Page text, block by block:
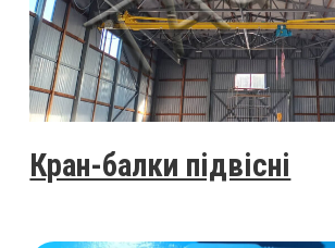
Кран-балки підвісні